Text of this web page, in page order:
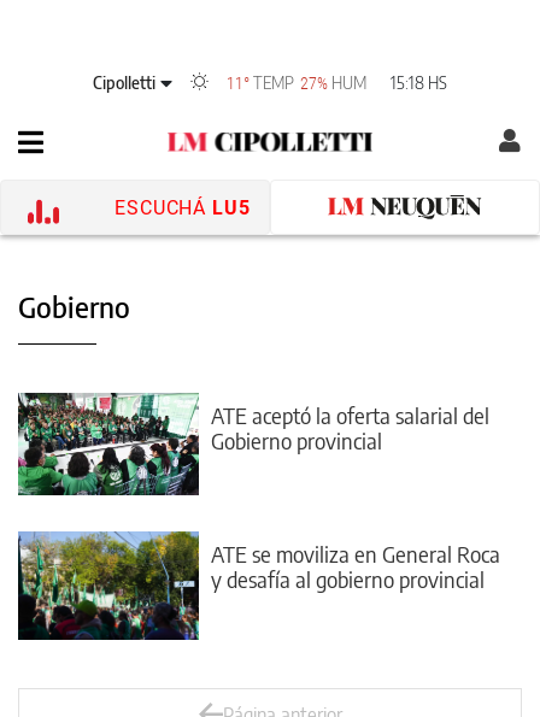
Cipolletti 11°TEMP 27% HUM 15:18 HS
ESCUCHÁ LU5
Gobierno
ATE aceptó la oferta salarial del
Gobierno provincial
ATE se moviliza en General Roca
y desafía al gobierno provincial